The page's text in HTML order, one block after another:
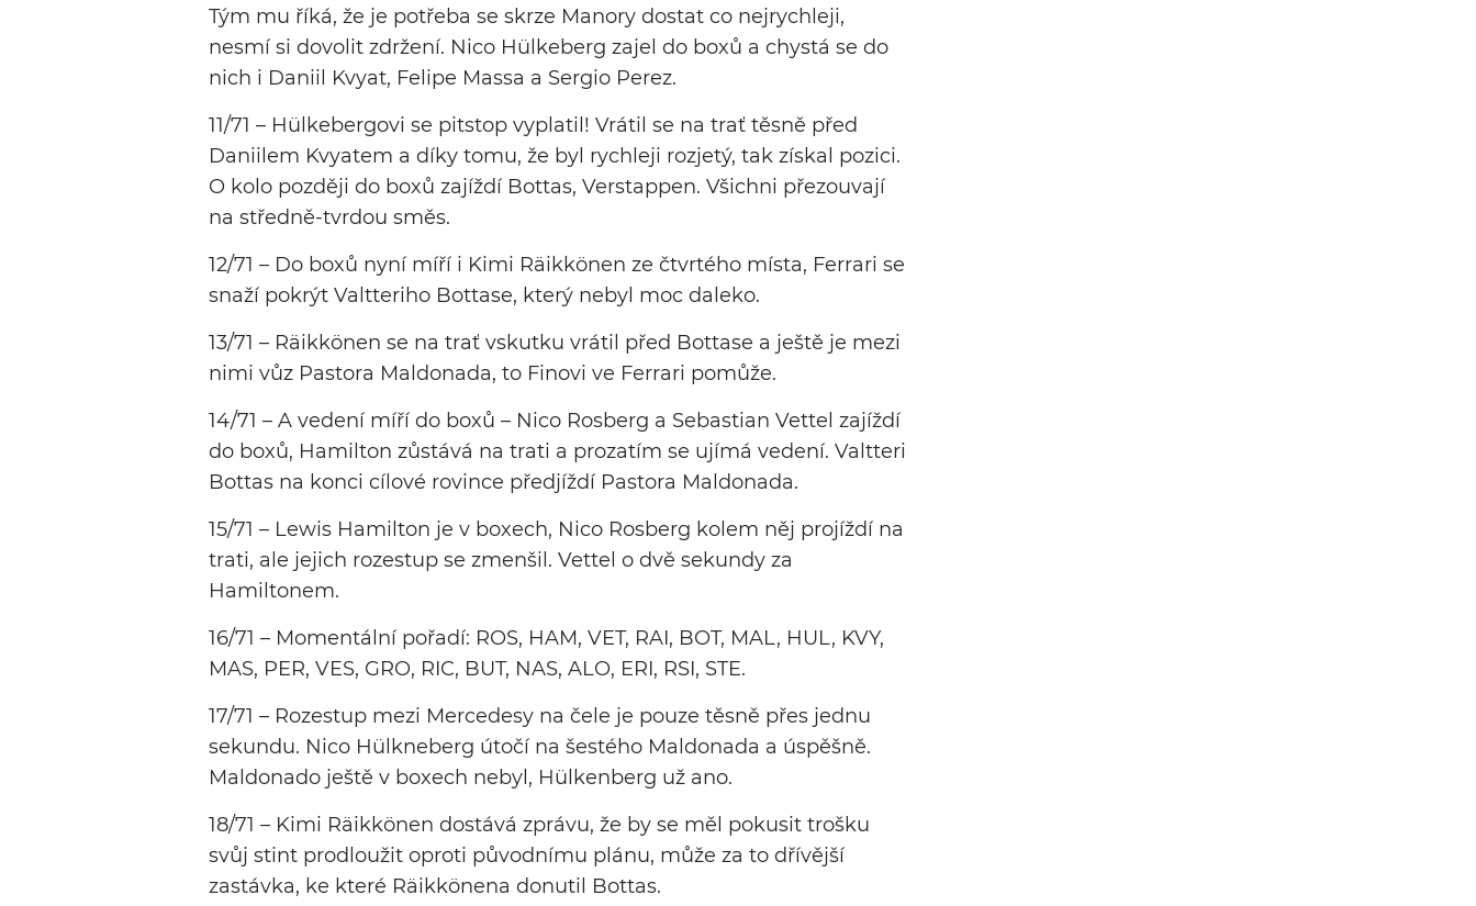
Tým mu říká, že je potřeba se skrze Manory dostat co nejrychleji,
nesmí si dovolit zdržení. Nico Hülkeberg zajel do boxů a chystá se do
nich i Daniil Kvyat, Felipe Massa a Sergio Perez.
11/71 – Hülkebergovi se pitstop vyplatil! Vrátil se na trať těsně před
Daniilem Kvyatem a díky tomu, že byl rychleji rozjetý, tak získal pozici.
O kolo později do boxů zajíždí Bottas, Verstappen. Všichni přezouvají
na středně-tvrdou směs.
12/71 – Do boxů nyní míří i Kimi Räikkönen ze čtvrtého místa, Ferrari se
snaží pokrýt Valtteriho Bottase, který nebyl moc daleko.
13/71 – Räikkönen se na trať vskutku vrátil před Bottase a ještě je mezi
nimi vůz Pastora Maldonada, to Finovi ve Ferrari pomůže.
14/71 – A vedení míří do boxů – Nico Rosberg a Sebastian Vettel zajíždí
do boxů, Hamilton zůstává na trati a prozatím se ujímá vedení. Valtteri
Bottas na konci cílové rovince předjíždí Pastora Maldonada.
15/71 – Lewis Hamilton je v boxech, Nico Rosberg kolem něj projíždí na
trati, ale jejich rozestup se zmenšil. Vettel o dvě sekundy za
Hamiltonem.
16/71 – Momentální pořadí: ROS, HAM, VET, RAI, BOT, MAL, HUL, KVY,
MAS, PER, VES, GRO, RIC, BUT, NAS, ALO, ERI, RSI, STE.
17/71 – Rozestup mezi Mercedesy na čele je pouze těsně přes jednu
sekundu. Nico Hülkneberg útočí na šestého Maldonada a úspěšně.
Maldonado ještě v boxech nebyl, Hülkenberg už ano.
18/71 – Kimi Räikkönen dostává zprávu, že by se měl pokusit trošku
svůj stint prodloužit oproti původnímu plánu, může za to dřívější
zastávka, ke které Räikkönena donutil Bottas.